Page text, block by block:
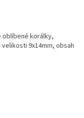
oblíbené korálky,
9x14mm, obsah